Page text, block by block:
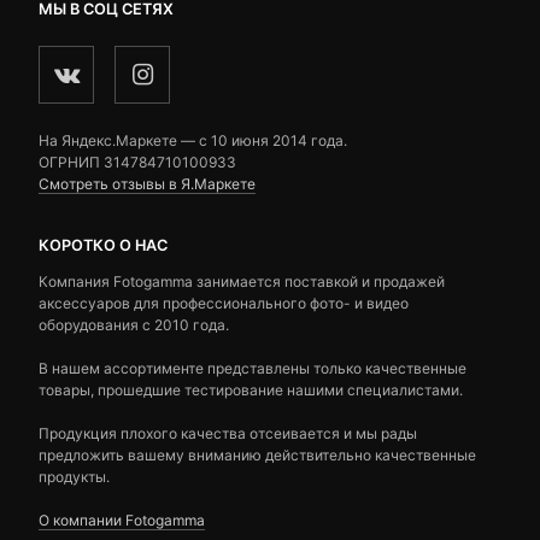
МЫ В СОЦ СЕТЯХ
На Яндекс.Маркете — c 10 июня 2014 года.
ОГРНИП 314784710100933
Смотреть отзывы в Я.Маркете
КОРОТКО О НАС
Компания Fotogamma занимается поставкой и продажей
аксессуаров для профессионального фото- и видео
оборудования с 2010 года.
В нашем ассортименте представлены только качественные
товары, прошедшие тестирование нашими специалистами.
Продукция плохого качества отсеивается и мы рады
предложить вашему вниманию действительно качественные
продукты.
О компании Fotogamma